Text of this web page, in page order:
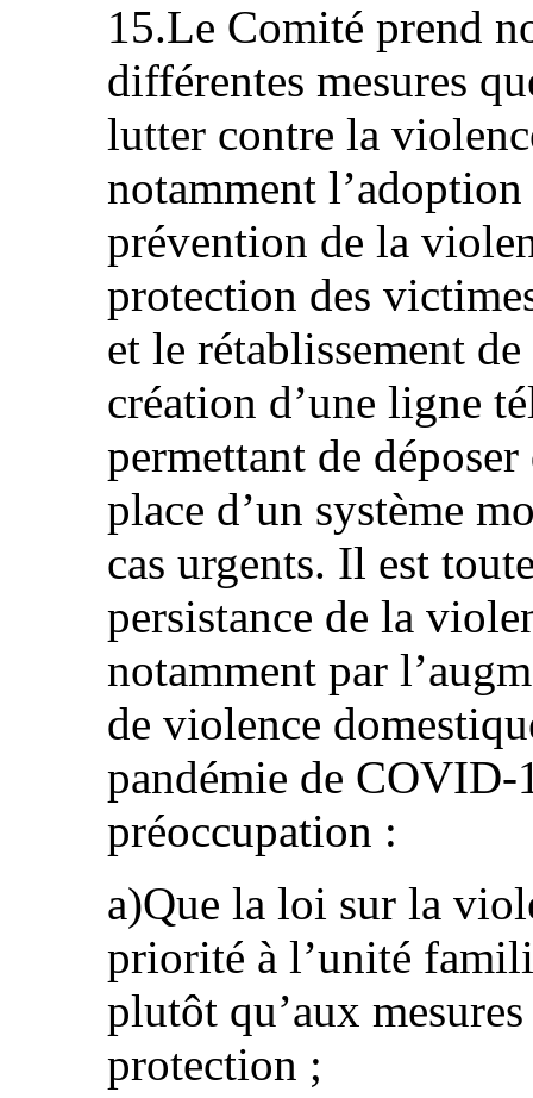
15.Le Comité prend
différentes mesures
lutter contre la
notamment
prévention de la
protection des
et le rétablissement
création d’une ligne
permettant de
place d’un système
cas urgents. Il est
persistance de la
notamment par
de violence
pandémie de COVID-
préoccupation :
a)Que la loi sur la
priorité à l’unité
plutôt qu’aux
protection ;